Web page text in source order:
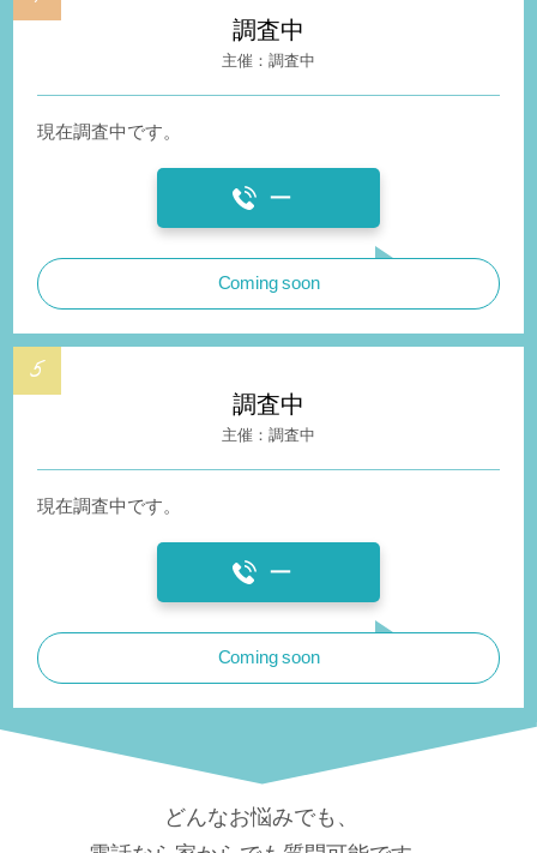
調査中
調査中
現在調査中です。
ー
Coming soon
調査中
調査中
現在調査中です。
ー
Coming soon
どんなお悩みでも、